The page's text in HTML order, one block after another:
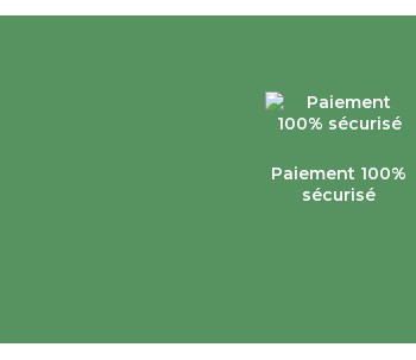
Paiement 100%
sécurisé